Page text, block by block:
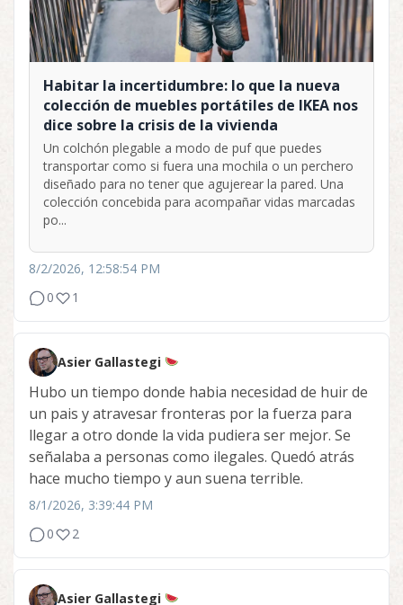
Habitar la incertidumbre: lo que la nueva
colección de muebles portátiles de IKEA nos
dice sobre la crisis de la vivienda
Un colchón plegable a modo de puf que puedes
transportar como si fuera una mochila o un perchero
diseñado para no tener que agujerear la pared. Una
colección concebida para acompañar vidas marcadas
po...
8/2/2026, 12:58:54 PM
0
1
Asier Gallastegi
Hubo un tiempo donde habia necesidad de huir de
un pais y atravesar fronteras por la fuerza para
llegar a otro donde la vida pudiera ser mejor. Se
señalaba a personas como ilegales. Quedó atrás
hace mucho tiempo y aun suena terrible.
8/1/2026, 3:39:44 PM
0
2
Asier Gallastegi